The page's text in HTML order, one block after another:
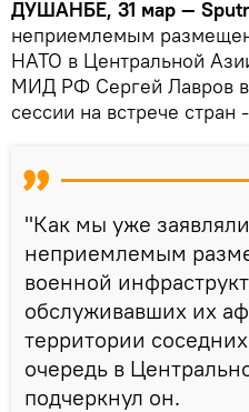
ДУШАНБЕ, 31 мар —
неприемлемым
НАТО в Центральной
МИД РФ Сергей Лавров
сессии на встрече
"Как мы уже
неприемлемым
военной
обслуживавших их
территории
очередь в
подчеркнул он.